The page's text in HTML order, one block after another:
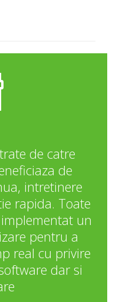
de catre
de
intretinere
rapida. Toate
un
pentru a
real cu privire
dar si